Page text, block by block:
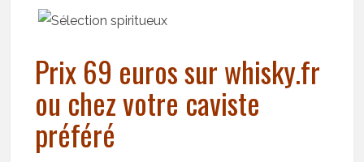
Prix 69 euros sur whisky.fr
ou chez votre caviste
préféré